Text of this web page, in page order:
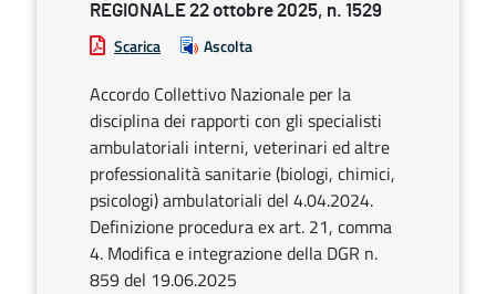
REGIONALE 22 ottobre 2025, n. 1529
Scarica Ascolta
Accordo Collettivo Nazionale per la
disciplina dei rapporti con gli specialisti
ambulatoriali interni, veterinari ed altre
professionalità sanitarie (biologi, chimici,
psicologi) ambulatoriali del 4.04.2024.
Definizione procedura ex art. 21, comma
4. Modifica e integrazione della DGR n.
859 del 19.06.2025